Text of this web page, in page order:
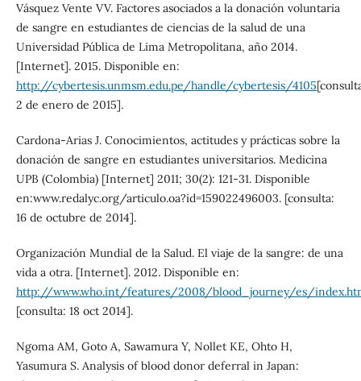
Vásquez Vente VV. Factores asociados a la donación voluntaria
de sangre en estudiantes de ciencias de la salud de una
Universidad Pública de Lima Metropolitana, año 2014.
[Internet]. 2015. Disponible en:
http://cybertesis.unmsm.edu.pe/handle/cybertesis/4105
2 de enero de 2015].
Cardona-Arias J. Conocimientos, actitudes y prácticas sobre la
donación de sangre en estudiantes universitarios. Medicina
UPB (Colombia) [Internet] 2011; 30(2): 121-31. Disponible
en:www.redalyc.org/articulo.oa?id=159022496003. [consulta:
16 de octubre de 2014].
Organización Mundial de la Salud. El viaje de la sangre: de una
vida a otra. [Internet]. 2012. Disponible en:
http://www.who.int/features/2008/blood_journey/es/
[consulta: 18 oct 2014].
Ngoma AM, Goto A, Sawamura Y, Nollet KE, Ohto H,
Yasumura S. Analysis of blood donor deferral in Japan: